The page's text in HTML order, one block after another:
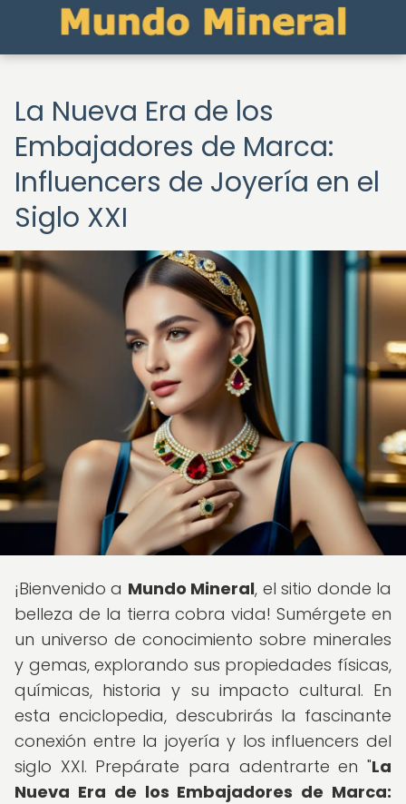
La Nueva Era de los
Embajadores de Marca:
Influencers de Joyería en el
Siglo XXI
¡Bienvenido a Mundo Mineral, el sitio donde la
belleza de la tierra cobra vida! Sumérgete en
un universo de conocimiento sobre minerales
y gemas, explorando sus propiedades físicas,
químicas, historia y su impacto cultural. En
esta enciclopedia, descubrirás la fascinante
conexión entre la joyería y los influencers del
siglo XXI. Prepárate para adentrarte en "La
Nueva Era de los Embajadores de Marca: